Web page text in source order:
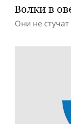
Волки в
Они не